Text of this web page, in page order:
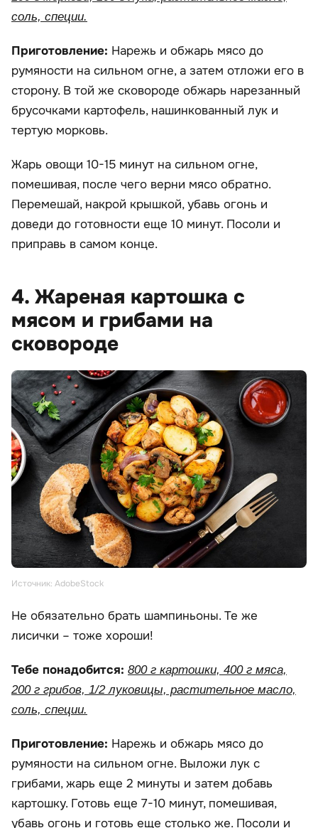
соль, специи.
Приготовление: Нарежь и обжарь мясо до
румяности на сильном огне, а затем отложи его в
сторону. В той же сковороде обжарь нарезанный
брусочками картофель, нашинкованный лук и
тертую морковь.
Жарь овощи 10-15 минут на сильном огне,
помешивая, после чего верни мясо обратно.
Перемешай, накрой крышкой, убавь огонь и
доведи до готовности еще 10 минут. Посоли и
приправь в самом конце.
4. Жареная картошка с
мясом и грибами на
сковороде
Источник: AdobeStock
Не обязательно брать шампиньоны. Те же
лисички – тоже хороши!
Тебе понадобится: 800 г картошки, 400 г мяса,
200 г грибов, 1/2 луковицы, растительное масло,
соль, специи.
Приготовление: Нарежь и обжарь мясо до
румяности на сильном огне. Выложи лук с
грибами, жарь еще 2 минуты и затем добавь
картошку. Готовь еще 7-10 минут, помешивая,
убавь огонь и готовь еще столько же. Посоли и